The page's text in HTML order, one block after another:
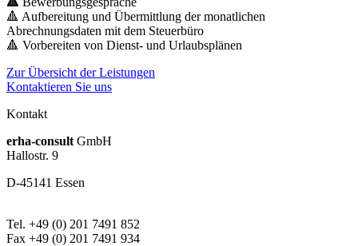
🔺 Aufbereitung und Übermittlung der monatlichen
Abrechnungsdaten mit dem Steuerbüro
🔺 Vorbereiten von Dienst- und Urlaubsplänen
Zur Übersicht der Leistungen
Kontaktieren Sie uns
Kontakt
erha-consult GmbH
Hallostr. 9
D-45141 Essen
Tel. +49 (0) 201 7491 852
Fax +49 (0) 201 7491 934